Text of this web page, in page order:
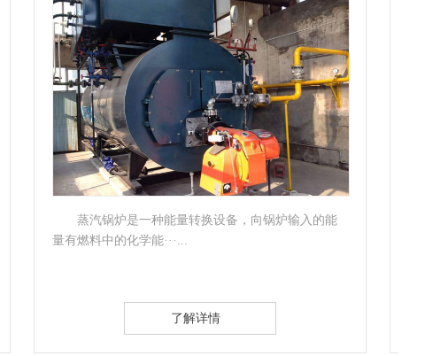
结构特点：1、立式蒸汽锅炉水垢较易清除，换管
方面2、由于烟气多···...
了解详情